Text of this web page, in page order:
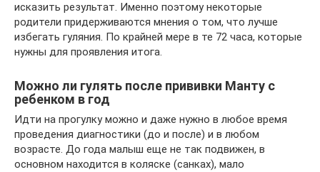
исказить результат. Именно поэтому некоторые
родители придерживаются мнения о том, что лучше
избегать гуляния. По крайней мере в те 72 часа, которые
нужны для проявления итога.
Можно ли гулять после прививки Манту с
ребенком в год
Идти на прогулку можно и даже нужно в любое время
проведения диагностики (до и после) и в любом
возрасте. До года малыш еще не так подвижен, в
основном находится в коляске (санках), мало